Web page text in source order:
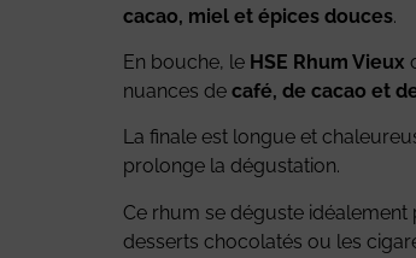
cacao, miel et épices douces.
En bouche, le HSE Rhum Vieux
nuances de café, de cacao et
La finale est longue et
prolonge la dégustation.
Ce rhum se déguste
desserts chocolatés ou les